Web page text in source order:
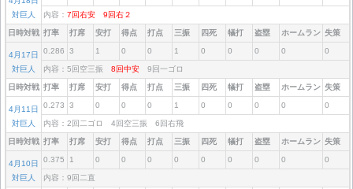
対巨人
内容： 7回右安 9回右２
日時対戦 打率 打席 安打 得点 打点 三振 四死 犠打 盗塁 ホームラン 失策
4月17日
対巨人
0.286 3 1 0 0 1 0 0 0 0 0
内容：5回空三振 8回中安 9回一ゴロ
日時対戦 打率 打席 安打 得点 打点 三振 四死 犠打 盗塁 ホームラン 失策
4月11日
対巨人
0.273 3 0 0 0 1 0 0 0 0 0
内容：2回二ゴロ 4回空三振 6回右飛
日時対戦 打率 打席 安打 得点 打点 三振 四死 犠打 盗塁 ホームラン 失策
4月10日
対巨人
0.375 1 0 0 0 0 0 0 0 0 0
内容：9回二直